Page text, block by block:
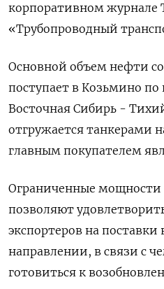
корпоративном журнале
«Трубопроводный
Основной объем нефти
поступает в Козьмино
Восточная Сибирь -
отгружается танкерами
главным покупателем
Ограниченные мощности
позволяют
экспортеров на поставки
направлении, в связи с
готовиться к